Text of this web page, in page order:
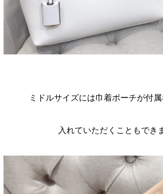
ミドルサイズには巾着ポーチが付
入れていただくこともでき